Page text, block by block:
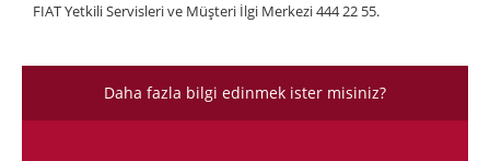
FIAT Yetkili Servisleri ve Müşteri İlgi Merkezi 444 22 55.
Daha fazla bilgi edinmek ister misiniz?